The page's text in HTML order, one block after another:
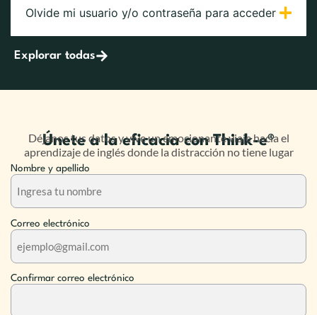
Olvide mi usuario y/o contraseña para acceder
Explorar todas
Únete a la eficacia con Think-e®
Déjanos tus datos y vive un emocionante viaje hacia el
aprendizaje de inglés donde la distracción no tiene lugar
Nombre y apellido
Correo electrónico
Confirmar correo electrónico